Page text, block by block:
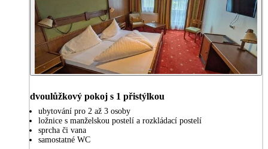
dvoulůžkový pokoj s 1 přistýlkou
ubytování pro 2 až 3 osoby
ložnice s manželskou postelí a rozkládací postelí
sprcha či vana
samostatné WC